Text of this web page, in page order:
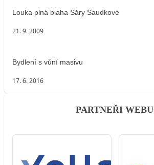
Louka plná blaha Sáry Saudkové
21. 9. 2009
Bydlení s vůní masivu
17. 6. 2016
PARTNEŘI WEBU